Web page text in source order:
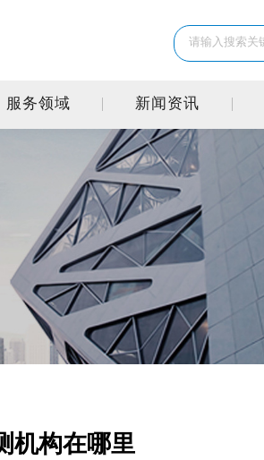
服务领域 新闻资讯
机构在哪里